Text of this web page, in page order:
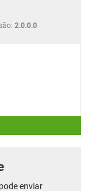
2.0.0.0
enviar